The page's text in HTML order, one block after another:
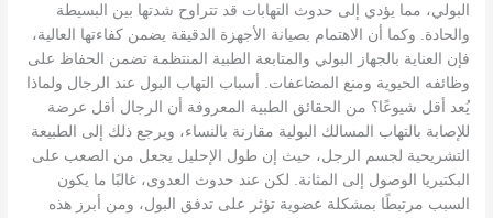
البولي، مما يؤدي إلى حدوث التهابات قد تتراوح شدتها بين البسيطة
والحادة. وكما أن الاهتمام بصيانة الأجهزة الدقيقة يضمن كفاءتها العالية،
فإن العناية بالجهاز البولي والمتابعة الطبية المنتظمة تضمن الحفاظ على
وظائفه الحيوية ومنع المضاعفات. أسباب التهاب البول عند الرجال ولماذا
يُعد أقل شيوعًا؟ من الحقائق الطبية المعروفة أن الرجال أقل عرضة
للإصابة بالتهاب المسالك البولية مقارنة بالنساء، ويرجع ذلك إلى الطبيعة
التشريحية لجسم الرجل، حيث إن طول الإحليل يجعل من الصعب على
البكتيريا الوصول إلى المثانة. لكن عند حدوث العدوى، غالبًا ما يكون
السبب مرتبطًا بمشكلة عضوية تؤثر على تدفق البول، ومن أبرز هذه